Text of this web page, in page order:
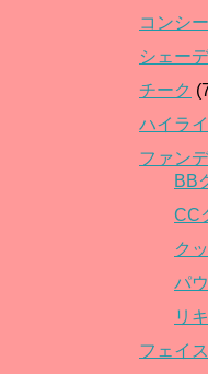
コンシ
シェー
チーク
ハイラ
ファン
BB
CC
ク
パ
リ
フェイ